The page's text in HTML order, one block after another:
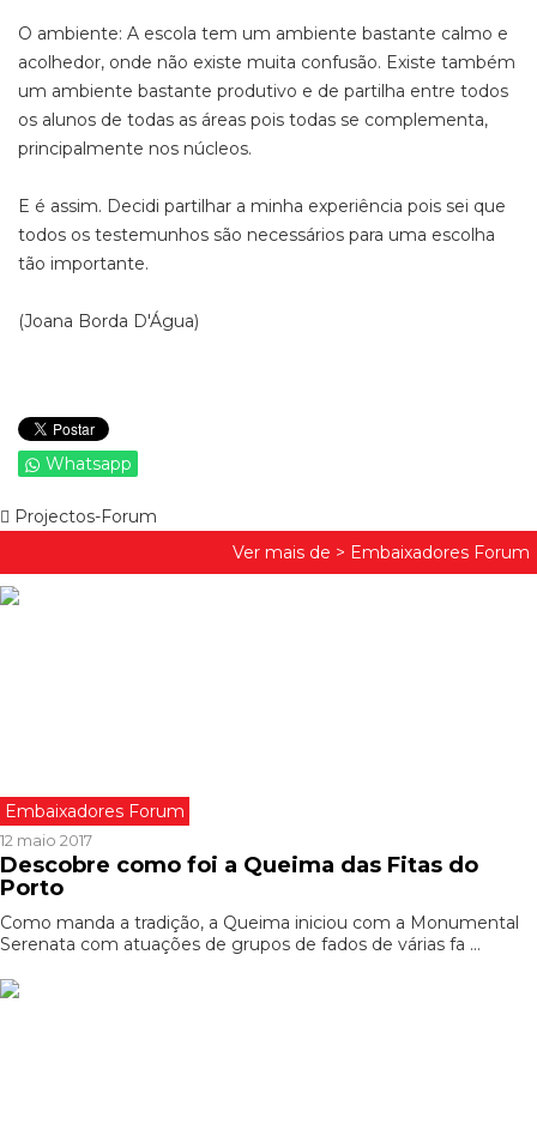
O ambiente: A escola tem um ambiente bastante calmo e
acolhedor, onde não existe muita confusão. Existe também
um ambiente bastante produtivo e de partilha entre todos
os alunos de todas as áreas pois todas se complementa,
principalmente nos núcleos.
E é assim. Decidi partilhar a minha experiência pois sei que
todos os testemunhos são necessários para uma escolha
tão importante.
(Joana Borda D'Água)
Whatsapp
Projectos-Forum
Ver mais de > Embaixadores Forum
Embaixadores Forum
12 maio 2017
Descobre como foi a Queima das Fitas do
Porto
Como manda a tradição, a Queima iniciou com a Monumental
Serenata com atuações de grupos de fados de várias fa ...